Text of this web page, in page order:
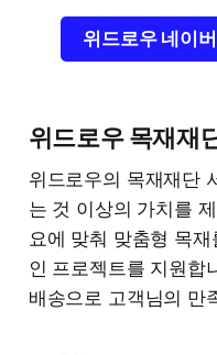
위드로우 네이
위드로우 목재재
위드로우의 목재재단
는 것 이상의 가치를
요에 맞춰 맞춤형 목
인 프로젝트를 지원합
배송으로 고객님의 만